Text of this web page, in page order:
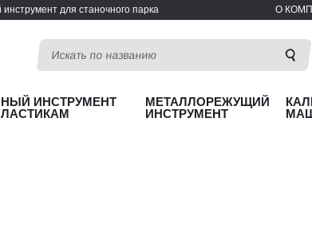
для станочного парка О
ИНСТРУМЕНТ
МЕТАЛЛОРЕЖУЩИЙ
ИНСТРУМЕНТ